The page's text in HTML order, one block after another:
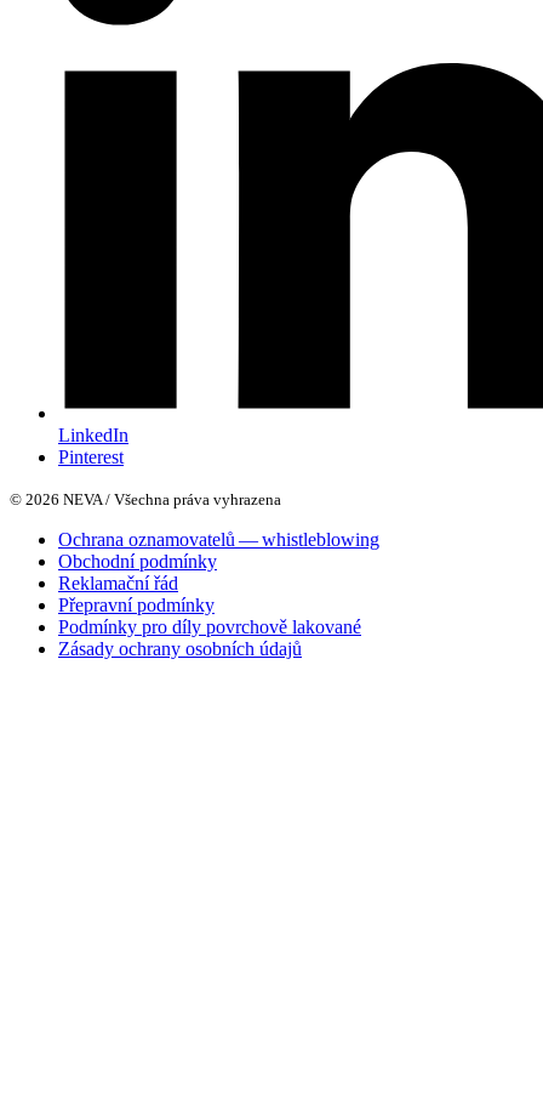
LinkedIn
Pinterest
© 2026 NEVA / Všechna práva vyhrazena
Ochrana oznamovatelů — whistleblowing
Obchodní podmínky
Reklamační řád
Přepravní podmínky
Podmínky pro díly povrchově lakované
Zásady ochrany osobních údajů